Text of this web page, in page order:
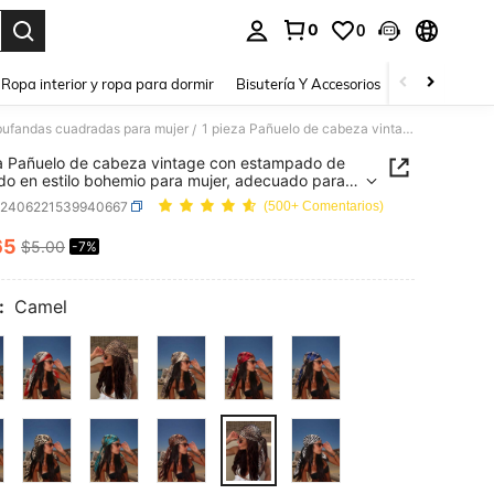
0 0
Ropa interior y ropa para dormir Bisutería Y Accesorios Zapatos
cuadradas para mujer / 1 pieza Pañuelo de cabeza vintage con estampado de leopardo en estilo bohemio para mujer, adecuado para atuendos diarios, vacaciones en la playa, ceremonias de graduación, regreso a la escuela, celebraciones y fiestas
Pañuelo de cabeza vintage con estampado de
en estilo bohemio para mujer, adecuado para
diarios, vacaciones en la playa, ceremonias de
regreso a la escuela, celebraciones y fiestas
(500+ Comentarios)
AND AVAILABILITY
$5.00 -7%
Camel